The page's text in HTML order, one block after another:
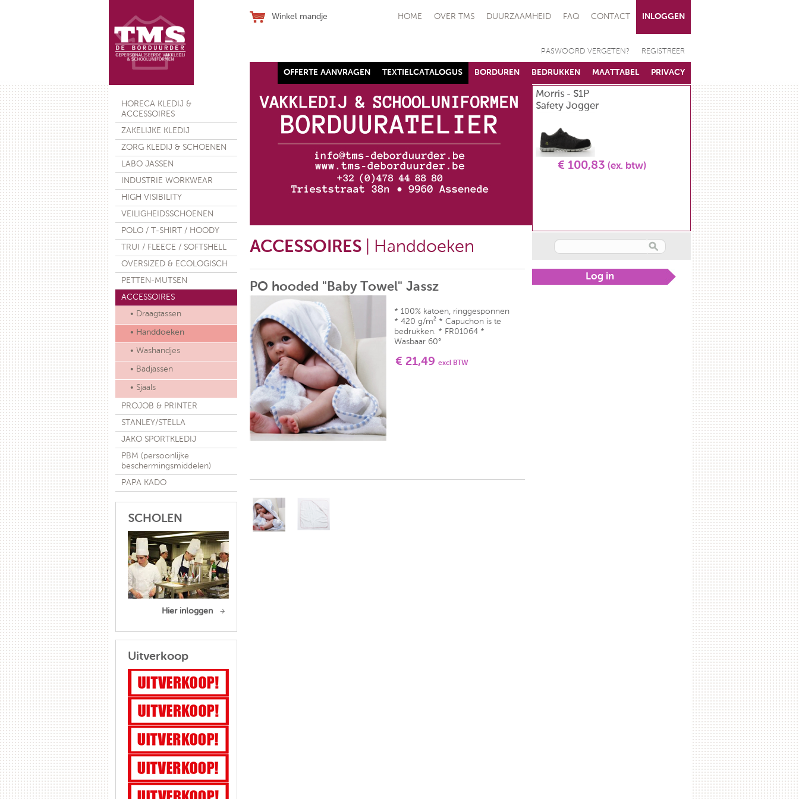
Winkel mandje HOME OVER TMS DUURZAAMHEID FAQ CONTACT INLOGGEN
PASWOORD VERGETEN? REGISTREER
HORECA KLEDIJ &
ACCESSOIRES
ZAKELIJKE KLEDIJ
ZORG KLEDIJ & SCHOENEN
LABO JASSEN
INDUSTRIE WORKWEAR
HIGH VISIBILITY
VEILIGHEIDSSCHOENEN
POLO / T-SHIRT / HOODY
TRUI / FLEECE / SOFTSHELL
OVERSIZED & ECOLOGISCH
PETTEN-MUTSEN
ACCESSOIRES
• Draagtassen
• Handdoeken
• Washandjes
• Badjassen
• Sjaals
PROJOB & PRINTER
STANLEY/STELLA
JAKO SPORTKLEDIJ
PBM (persoonlijke
beschermingsmiddelen)
PAPA KADO
SCHOLEN
Hier inloggen
Uitverkoop
OFFERTE AANVRAGEN TEXTIELCATALOGUS BORDUREN BEDRUKKEN MAATTABEL PRIVACY
Werkhandschoen SJ ALLFLEX
Raptor - S1P
Safety Jogger
€ 90,91(ex. btw)
Morris - S1P
Safety Jogger
€ 100,83 (ex. btw)
Koksvest - unisex -
GR 5580 2900
€ 34,71(ex. btw)
ACCESSOIRES| Handdoeken
PO hooded "Baby Towel" Jassz
* 100% katoen, ringgesponnen
* 420 g/m² * Capuchon is te
bedrukken. * FR01064 *
Wasbaar 60°
€ 21,49 excl BTW
Log in